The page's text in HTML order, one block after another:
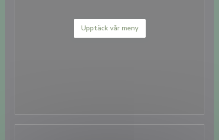
Upptäck vår meny